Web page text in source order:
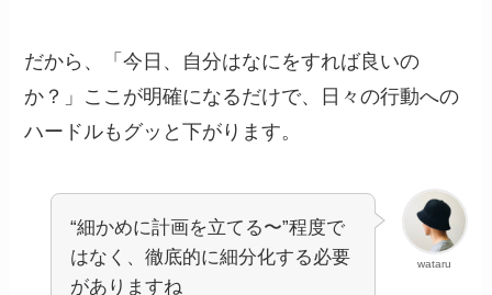
だから、「今日、自分はなにをすれば良いの
か？」ここが明確になるだけで、日々の行動への
ハードルもグッと下がります。
wataru
“細かめに計画を立てる〜”程度で
はなく、徹底的に細分化する必要
がありますね